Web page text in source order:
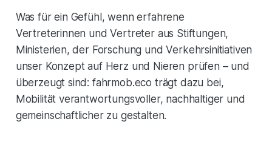
Was für ein Gefühl, wenn erfahrene
Vertreterinnen und Vertreter aus Stiftungen,
Ministerien, der Forschung und Verkehrsinitiativen
unser Konzept auf Herz und Nieren prüfen – und
überzeugt sind: fahrmob.eco trägt dazu bei,
Mobilität verantwortungsvoller, nachhaltiger und
gemeinschaftlicher zu gestalten.